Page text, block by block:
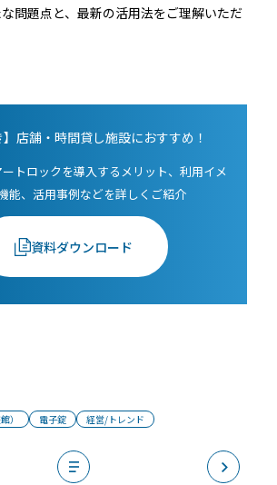
問題点と、最新の活用法をご理解いただ
】店舗・時間貸し施設におすすめ！
トロックを導入するメリット、利用イメ
能、活用事例などを詳しくご紹介
資料ダウンロード
） 電子錠 経営/トレンド